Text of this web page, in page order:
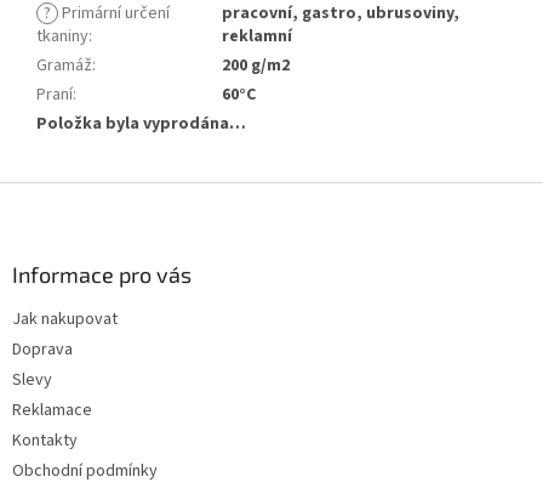
? Primární určení
tkaniny:
pracovní, gastro, ubrusoviny,
reklamní
Gramáž:
200 g/m2
Praní:
60°C
Položka byla vyprodána…
Informace pro vás
Jak nakupovat
Doprava
Slevy
Reklamace
Kontakty
Obchodní podmínky